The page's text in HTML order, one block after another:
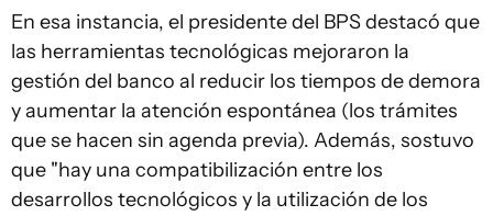
En esa instancia, el presidente del BPS destacó que
las herramientas tecnológicas mejoraron la
gestión del banco al reducir los tiempos de demora
y aumentar la atención espontánea (los trámites
que se hacen sin agenda previa). Además, sostuvo
que "hay una compatibilización entre los
desarrollos tecnológicos y la utilización de los